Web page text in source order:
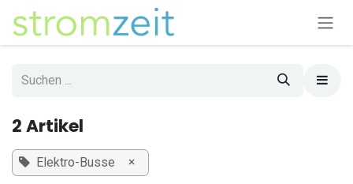
Zum Inhalt springen
2 Artikel
Elektro-Busse ×